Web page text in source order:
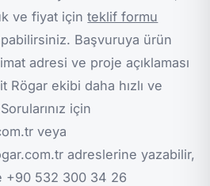
ve fiyat içinteklif formu
Başvuruya ürün
adresi ve proje açıklaması
Rögar ekibi daha hızlı ve
için
veya
adreslerine yazabilir,
+90 532 300 34 26